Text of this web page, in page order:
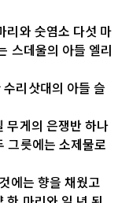
리와 숫염소 다섯 마
스데울의 아들 엘리
리삿대의 아들 슬
무게의 은쟁반 하나
그릇에는 소제물로
에는 향을 채웠고